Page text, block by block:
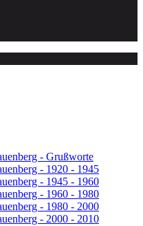
- Grußworte
- 1920 - 1945
- 1945 - 1960
- 1960 - 1980
- 1980 - 2000
- 2000 - 2010